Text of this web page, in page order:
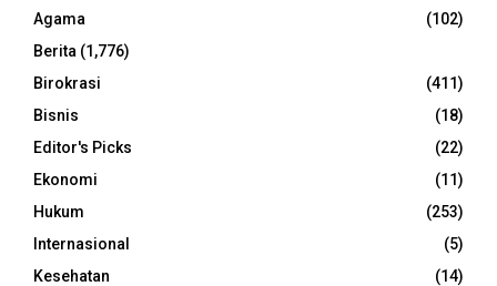
Agama
(102)
Berita (1,776)
Birokrasi
(411)
Bisnis
(18)
Editor's Picks
(22)
Ekonomi
(11)
Hukum
(253)
Internasional
(5)
Kesehatan
(14)